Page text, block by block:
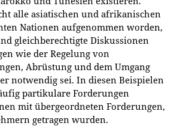
alle asiatischen und afrikanischen
Nationen aufgenommen worden,
gleichberechtigte Diskussionen
wie der Regelung von
Abrüstung und dem Umgang
notwendig sei. In diesen Beispielen
partikulare Forderungen
mit übergeordneten Forderungen,
getragen wurden.